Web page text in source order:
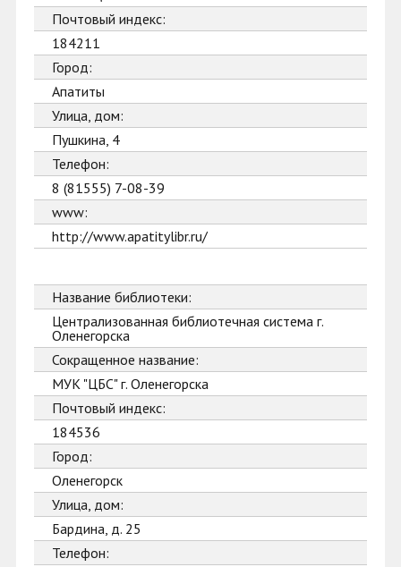
Почтовый индекс:
184211
Город:
Апатиты
Улица, дом:
Пушкина, 4
Телефон:
8 (81555) 7-08-39
www:
http://www.apatitylibr.ru/
Название библиотеки:
Централизованная библиотечная система г.
Оленегорска
Сокращенное название:
МУК "ЦБС" г. Оленегорска
Почтовый индекс:
184536
Город:
Оленегорск
Улица, дом:
Бардина, д. 25
Телефон: